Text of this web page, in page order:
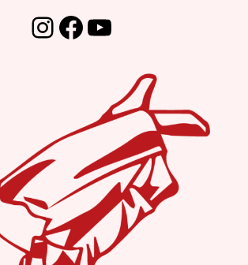
Instagram
Facebook
Youtube